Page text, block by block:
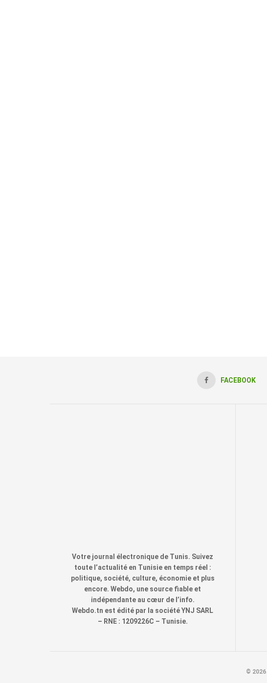
FACEBOOK
Votre journal électronique de Tunis. Suivez
toute l’actualité en Tunisie en temps réel :
politique, société, culture, économie et plus
encore. Webdo, une source fiable et
indépendante au cœur de l’info.
Webdo.tn est édité par la société YNJ SARL
– RNE : 1209226C – Tunisie.
© 2026